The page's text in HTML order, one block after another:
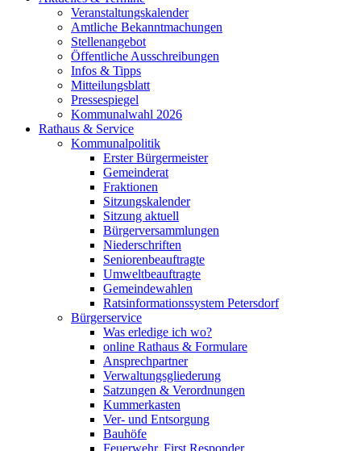
Veranstaltungskalender
Amtliche Bekanntmachungen
Stellenangebot
Öffentliche Ausschreibungen
Infos & Tipps
Mitteilungsblatt
Pressespiegel
Kommunalwahl 2026
Rathaus & Service
Kommunalpolitik
Erster Bürgermeister
Gemeinderat
Fraktionen
Sitzungskalender
Sitzung aktuell
Bürgerversammlungen
Niederschriften
Seniorenbeauftragte
Umweltbeauftragte
Gemeindewahlen
Ratsinformationssystem Petersdorf
Bürgerservice
Was erledige ich wo?
online Rathaus & Formulare
Ansprechpartner
Verwaltungsgliederung
Satzungen & Verordnungen
Kummerkasten
Ver- und Entsorgung
Bauhöfe
Feuerwehr, First Responder